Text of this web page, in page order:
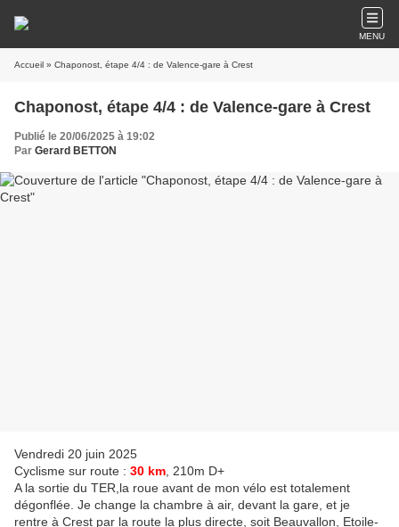
MENU
Accueil » Chaponost, étape 4/4 : de Valence-gare à Crest
Chaponost, étape 4/4 : de Valence-gare à Crest
Publié le 20/06/2025 à 19:02
Par Gerard BETTON
Vendredi 20 juin 2025
Cyclisme sur route : 30 km , 210m D+
A la sortie du TER,la roue avant de mon vélo est totalement
dégonflée. Je change la chambre à air, devant la gare, et je
rentre à Crest par la route la plus directe, soit Beauvallon, Etoile-